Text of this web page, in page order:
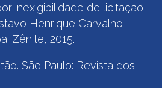
inexigibilidade de licitação
Henrique Carvalho
Zênite, 2015.
São Paulo: Revista dos